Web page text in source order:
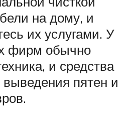
на дому, и
их услугами. У
фирм обычно
и средства
выведения пятен и